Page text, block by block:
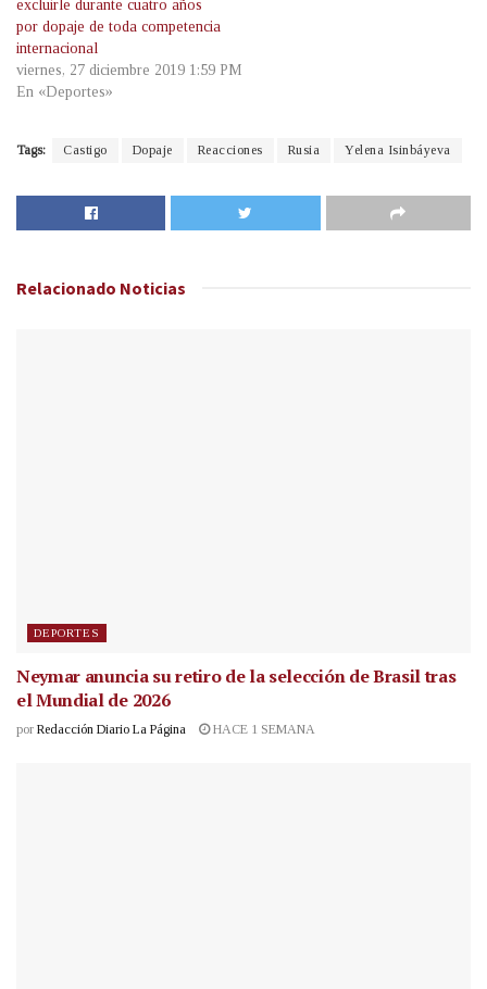
excluirle durante cuatro años
por dopaje de toda competencia
internacional
viernes, 27 diciembre 2019 1:59 PM
En «Deportes»
Tags: Castigo Dopaje Reacciones Rusia Yelena Isinbáyeva
Relacionado Noticias
DEPORTES
Neymar anuncia su retiro de la selección de Brasil tras
el Mundial de 2026
por Redacción Diario La Página HACE 1 SEMANA